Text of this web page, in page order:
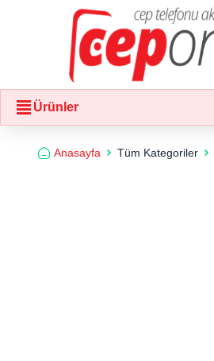
Ürünler
Anasayfa Tüm Kategoriler